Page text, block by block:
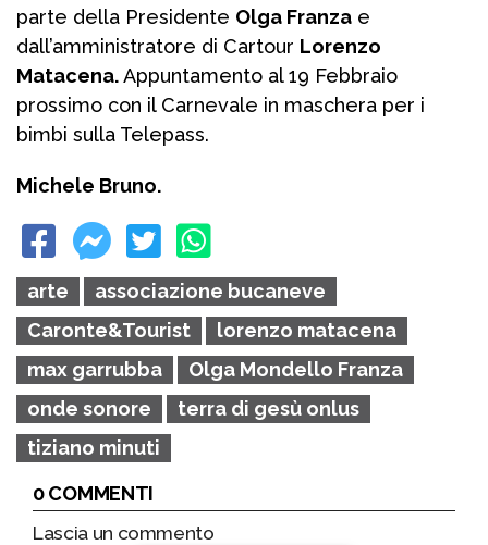
parte della Presidente Olga Franza e
dall’amministratore di Cartour Lorenzo
Matacena.Appuntamento al 19 Febbraio
prossimo con il Carnevale in maschera per i
bimbi sulla Telepass.
Michele Bruno.
arte
associazione bucaneve
Caronte&Tourist
lorenzo matacena
max garrubba
Olga Mondello Franza
onde sonore
terra di gesù onlus
tiziano minuti
0 COMMENTI
Lascia un commento